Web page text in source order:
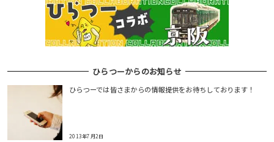
ひらつーからのお知らせ
ひらつーでは皆さまからの情報提供をお待ちしております！
2013年7月2日